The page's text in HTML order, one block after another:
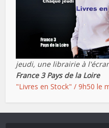
jeudi, une librairie à
France 3 Pays de la Loire
"Livres en Stock" / 9h50 le